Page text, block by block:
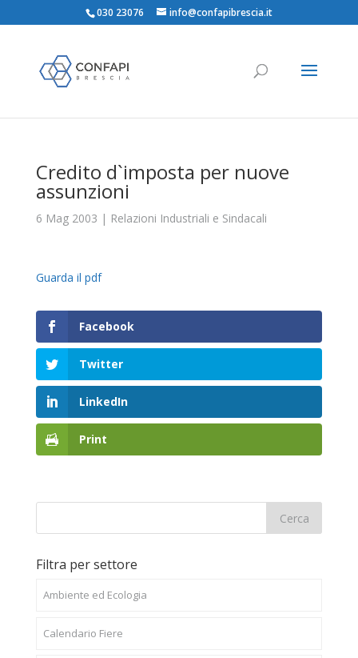
030 23076 info@confapibrescia.it
Credito d`imposta per nuove
assunzioni
6 Mag 2003 | Relazioni Industriali e Sindacali
Guarda il pdf
Facebook
Twitter
LinkedIn
Print
Filtra per settore
Ambiente ed Ecologia
Calendario Fiere